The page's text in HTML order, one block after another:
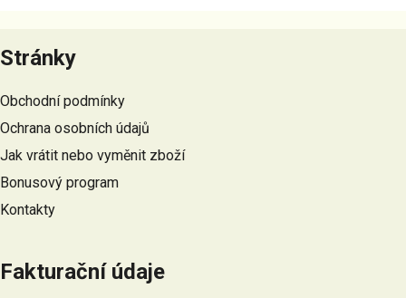
á
p
a
í
Stránky
Obchodní podmínky
Ochrana osobních údajů
Jak vrátit nebo vyměnit zboží
Bonusový program
Kontakty
Fakturační údaje